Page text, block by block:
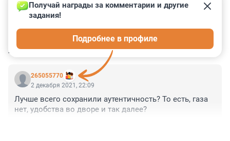
КОММЕНТАРИИ 1
265055770
Получай награды за комментарии и другие
задания!
Подробнее в профиле
2 декабря 2021, 22:09
Лучше всего сохранили аутентичность? То есть, газа
нет, удобства во дворе и так далее?